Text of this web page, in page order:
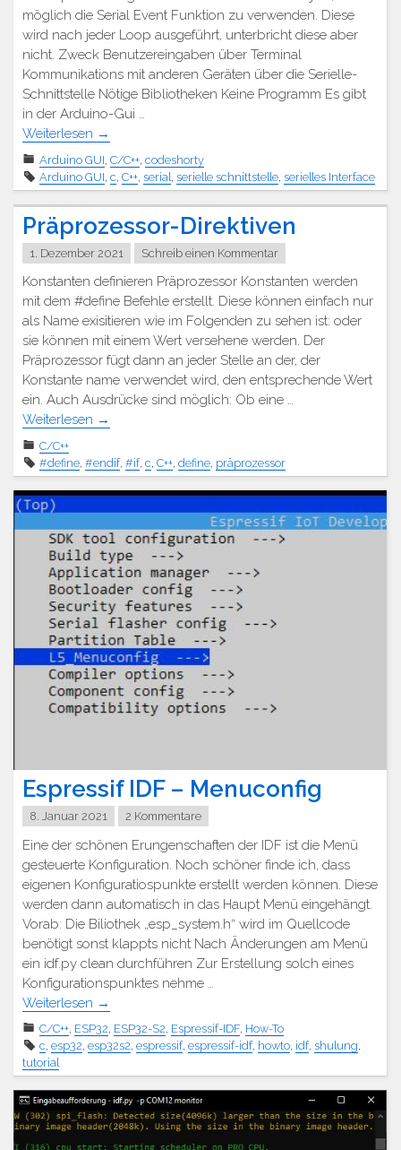
möglich die Serial Event Funktion zu verwenden. Diese
wird nach jeder Loop ausgeführt, unterbricht diese aber
nicht. Zweck Benutzereingaben über Terminal
Kommunikations mit anderen Geräten über die Serielle-
Schnittstelle Nötige Bibliotheken Keine Programm Es gibt
in der Arduino-Gui …
Weiterlesen →
Arduino GUI C/C++ codeshorty
Arduino GUI c C++ serial serielle schnittstelle serielles Interface
Präprozessor-Direktiven
1. Dezember 2021 Schreib einen Kommentar
Konstanten definieren Präprozessor Konstanten werden
mit dem #define Befehle erstellt. Diese können einfach nur
als Name exisitieren wie im Folgenden zu sehen ist: oder
sie können mit einem Wert versehene werden. Der
Präprozessor fügt dann an jeder Stelle an der, der
Konstante name verwendet wird, den entsprechende Wert
ein. Auch Ausdrücke sind möglich: Ob eine …
Weiterlesen →
C/C++
#define #endif, #if, c C++ define präprozessor
Espressif IDF – Menuconfig
8. Januar 2021 2 Kommentare
Eine der schönen Erungenschaften der IDF ist die Menü
gesteuerte Konfiguration. Noch schöner finde ich, dass
eigenen Konfiguratiospunkte erstellt werden können. Diese
werden dann automatisch in das Haupt Menü eingehängt.
Vorab: Die Biliothek „esp_system.h“ wird im Quellcode
benötigt sonst klappts nicht Nach Änderungen am Menü
ein idf.py clean durchführen Zur Erstellung solch eines
Konfigurationspunktes nehme …
Weiterlesen →
C/C++, ESP32, ESP32-S2, Espressif-IDF, How-To
c, esp32, esp32s2, espressif, espressif-idf, howto, idf, shulung,
tutorial